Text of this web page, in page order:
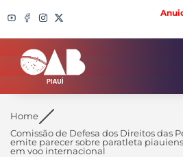
Search
Home
Comissão de Defesa dos Direitos das
emite parecer sobre paratleta
em voo internacional